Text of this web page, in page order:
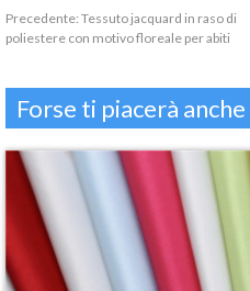
Precedente: Tessuto jacquard in raso di
poliestere con motivo floreale per abiti
Forse ti piacerà anche